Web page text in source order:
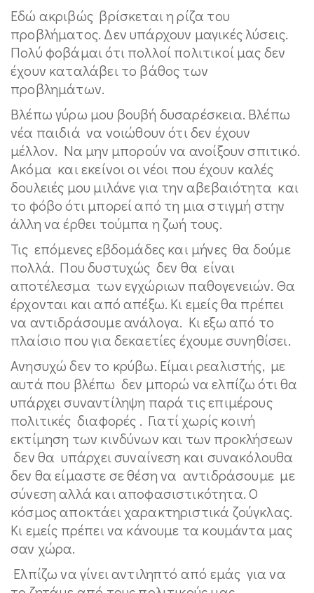
Εδώ ακριβώς βρίσκεται η ρίζα του
προβλήματος. Δεν υπάρχουν μαγικές λύσεις.
Πολύ φοβάμαι ότι πολλοί πολιτικοί μας δεν
έχουν καταλάβει το βάθος των
προβλημάτων.
Βλέπω γύρω μου βουβή δυσαρέσκεια. Βλέπω
νέα παιδιά να νοιώθουν ότι δεν έχουν
μέλλον. Να μην μπορούν να ανοίξουν σπιτικό.
Ακόμα και εκείνοι οι νέοι που έχουν καλές
δουλειές μου μιλάνε για την αβεβαιότητα και
το φόβο ότι μπορεί από τη μια στιγμή στην
άλλη να έρθει τούμπα η ζωή τους.
Τις επόμενες εβδομάδες και μήνες θα δούμε
πολλά. Που δυστυχώς δεν θα είναι
αποτέλεσμα των εγχώριων παθογενειών. Θα
έρχονται και από απέξω. Κι εμείς θα πρέπει
να αντιδράσουμε ανάλογα. Κι εξω από το
πλαίσιο που για δεκαετίες έχουμε συνηθίσει.
Ανησυχώ δεν το κρύβω. Είμαι ρεαλιστής, με
αυτά που βλέπω δεν μπορώ να ελπίζω ότι θα
υπάρχει συναντίληψη παρά τις επιμέρους
πολιτικές διαφορές . Γιατί χωρίς κοινή
εκτίμηση των κινδύνων και των προκλήσεων
δεν θα υπάρχει συναίνεση και συνακόλουθα
δεν θα είμαστε σε θέση να αντιδράσουμε με
σύνεση αλλά και αποφασιστικότητα. Ο
κόσμος αποκτάει χαρακτηριστικά ζούγκλας.
Κι εμείς πρέπει να κάνουμε τα κουμάντα μας
σαν χώρα.
Ελπίζω να γίνει αντιληπτό από εμάς για να